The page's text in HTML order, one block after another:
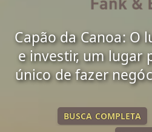
Capão da Canoa: O
e investir, um lugar
único de fazer
BUSCA COMPLETA